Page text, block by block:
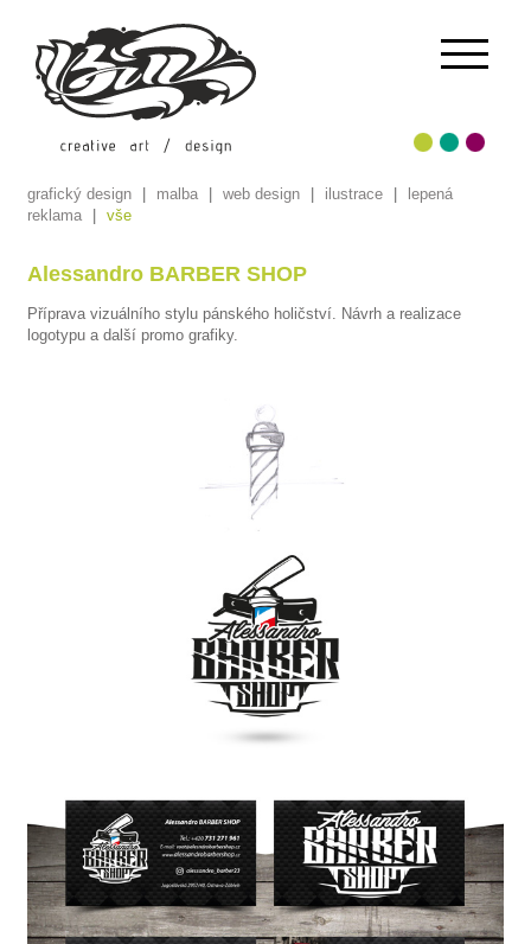
grafický design malba web design ilustrace
lepená
reklama
vše
Alessandro BARBER SHOP
Příprava vizuálního stylu pánského holičství. Návrh a realizace
logotypu a další promo grafiky.